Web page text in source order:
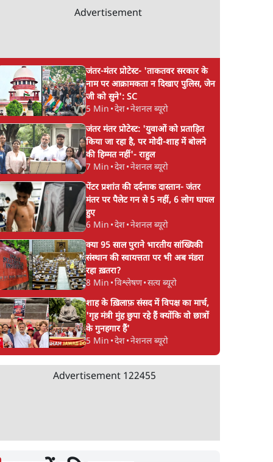
Advertisement
जंतर-मंतर प्रोटेस्ट- 'ताकतवर सरकार के
नाम पर आक्रामकता न दिखाए पुलिस, जेन
जी को सुने': SC
5 Min •देश•नेशनल ब्यूरो
जंतर मंतर प्रोटेस्ट: 'युवाओं को प्रताड़ित
किया जा रहा है, पर मोदी-शाह में बोलने
की हिम्मत नहीं'- राहुल
7 Min •देश•नेशनल ब्यूरो
पेंटर प्रशांत की दर्दनाक दास्तान- जंतर
मंतर पर पैलेट गन से 5 नहीं, 6 लोग घायल
हुए
6 Min •देश•नेशनल ब्यूरो
क्या 95 साल पुराने भारतीय सांख्यिकी
संस्थान की स्वायत्तता पर भी अब मंडरा
रहा ख़तरा?
8 Min •विश्लेषण•सत्य ब्यूरो
शाह के ख़िलाफ़ संसद में विपक्ष का मार्च,
'गृह मंत्री मुंह छुपा रहे हैं क्योंकि वो छात्रों
के गुनहगार हैं'
5 Min •देश•नेशनल ब्यूरो
Advertisement 122455